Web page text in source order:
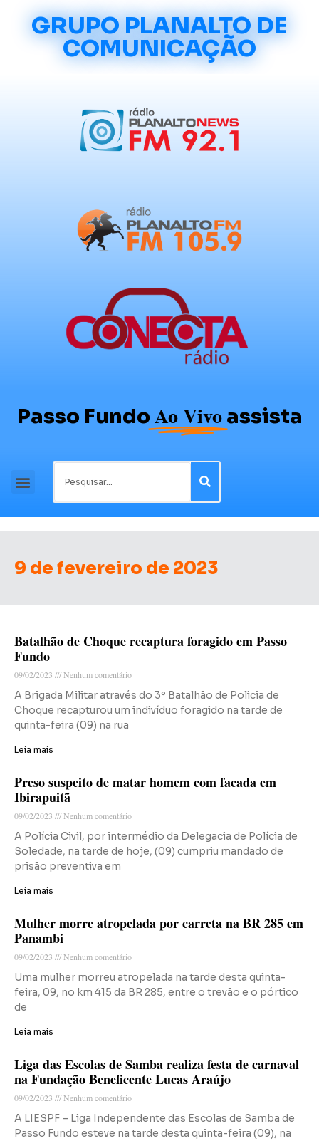
GRUPO PLANALTO DE
COMUNICAÇÃO
Passo Fundo Ao Vivo assista
9 de fevereiro de 2023
Batalhão de Choque recaptura foragido em Passo
Fundo
09/02/2023 Nenhum comentário
A Brigada Militar através do 3º Batalhão de Policia de
Choque recapturou um indivíduo foragido na tarde de
quinta-feira (09) na rua
Leia mais
Preso suspeito de matar homem com facada em
Ibirapuitã
09/02/2023 Nenhum comentário
A Polícia Civil, por intermédio da Delegacia de Polícia de
Soledade, na tarde de hoje, (09) cumpriu mandado de
prisão preventiva em
Leia mais
Mulher morre atropelada por carreta na BR 285 em
Panambi
09/02/2023 Nenhum comentário
Uma mulher morreu atropelada na tarde desta quinta-
feira, 09, no km 415 da BR 285, entre o trevão e o pórtico
de
Leia mais
Liga das Escolas de Samba realiza festa de carnaval
na Fundação Beneficente Lucas Araújo
09/02/2023 Nenhum comentário
A LIESPF – Liga Independente das Escolas de Samba de
Passo Fundo esteve na tarde desta quinta-feira (09), na